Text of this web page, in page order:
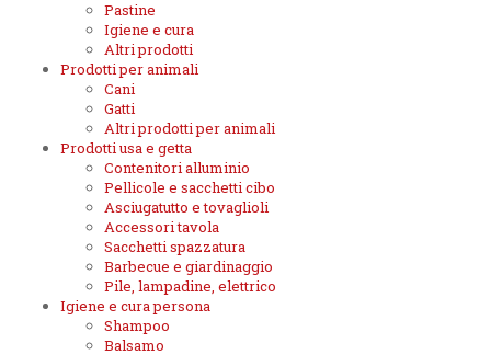
Pastine
Igiene e cura
Altri prodotti
Prodotti per animali
Cani
Gatti
Altri prodotti per animali
Prodotti usa e getta
Contenitori alluminio
Pellicole e sacchetti cibo
Asciugatutto e tovaglioli
Accessori tavola
Sacchetti spazzatura
Barbecue e giardinaggio
Pile, lampadine, elettrico
Igiene e cura persona
Shampoo
Balsamo